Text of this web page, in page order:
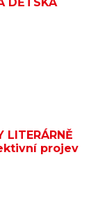
LITERÁRNĚ
projev